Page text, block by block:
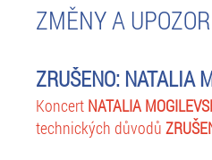
ZMĚNY A
ZRUŠENO: NATALIA
Koncert NATALIA
technických důvodů